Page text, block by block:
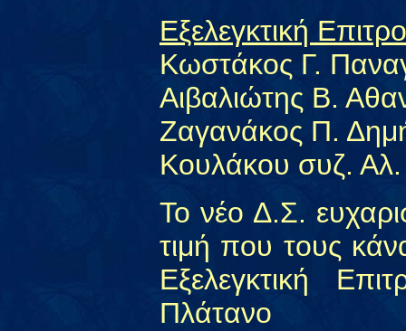
Εξελεγκτική
Κωστάκος Γ.
Αιβαλιώτης Β.
Ζαγανάκος Π.
Κουλάκου συζ. Αλ.
Το νέο Δ.Σ.
τιμή που τους
Εξελεγκτική
Πλάτανο